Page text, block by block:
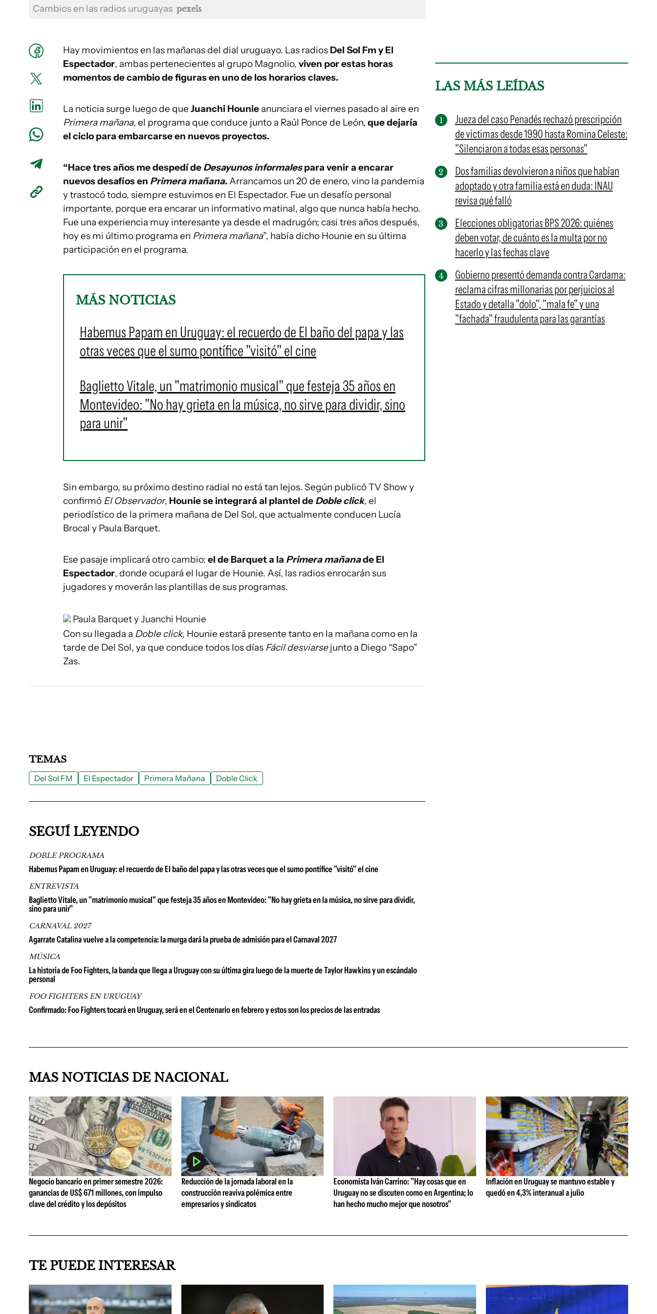
Cambios en las radios uruguayas pexels
Hay movimientos en las mañanas del dial uruguayo. Las radios Del Sol Fm y El
Espectador, ambas pertenecientes al grupo Magnolio, viven por estas horas
momentos de cambio de figuras en uno de los horarios claves.
La noticia surge luego de que Juanchi Hounie anunciara el viernes pasado al aire en
Primera mañana, el programa que conduce junto a Raúl Ponce de León, que dejaría
el ciclo para embarcarse en nuevos proyectos.
“Hace tres años me despedí de Desayunos informalespara venir a encarar
nuevos desafíos en Primera mañana.Arrancamos un 20 de enero, vino la pandemia
y trastocó todo, siempre estuvimos en El Espectador. Fue un desafío personal
importante, porque era encarar un informativo matinal, algo que nunca había hecho.
Fue una experiencia muy interesante ya desde el madrugón; casi tres años después,
hoy es mi último programa en Primera mañana”, había dicho Hounie en su última
participación en el programa.
MÁS NOTICIAS
Habemus Papam en Uruguay: el recuerdo de El baño del papa y las
otras veces que el sumo pontífice "visitó" el cine
Baglietto Vitale, un "matrimonio musical" que festeja 35 años en
Montevideo: "No hay grieta en la música, no sirve para dividir, sino
para unir"
Sin embargo, su próximo destino radial no está tan lejos. Según publicó TV Show y
confirmó El Observador, Hounie se integrará al plantel de Doble click, el
periodístico de la primera mañana de Del Sol, que actualmente conducen Lucía
Brocal y Paula Barquet.
Ese pasaje implicará otro cambio: el de Barquet a la Primera mañanade El
Espectador, donde ocupará el lugar de Hounie. Así, las radios enrocarán sus
jugadores y moverán las plantillas de sus programas.
Paula Barquet y Juanchi Hounie
Con su llegada a Doble click, Hounie estará presente tanto en la mañana como en la
tarde de Del Sol, ya que conduce todos los días Fácil desviarsejunto a Diego “Sapo”
Zas.
LAS MÁS LEÍDAS
Jueza del caso Penadés rechazó prescripción
de víctimas desde 1990 hasta Romina Celeste:
"Silenciaron a todas esas personas"
Dos familias devolvieron a niños que habían
adoptado y otra familia está en duda: INAU
revisa qué falló
Elecciones obligatorias BPS 2026: quiénes
deben votar, de cuánto es la multa por no
hacerlo y las fechas clave
Gobierno presentó demanda contra Cardama:
reclama cifras millonarias por perjuicios al
Estado y detalla "dolo", "mala fe" y una
"fachada" fraudulenta para las garantías
TEMAS
Del Sol FM El Espectador Primera Mañana Doble Click
SEGUÍ LEYENDO
DOBLE PROGRAMA
Habemus Papam en Uruguay: el recuerdo de El baño del papa y las otras veces que el sumo pontífice "visitó" el cine
ENTREVISTA
Baglietto Vitale, un "matrimonio musical" que festeja 35 años en Montevideo: "No hay grieta en la música, no sirve para dividir,
sino para unir"
CARNAVAL 2027
Agarrate Catalina vuelve a la competencia: la murga dará la prueba de admisión para el Carnaval 2027
MÚSICA
La historia de Foo Fighters, la banda que llega a Uruguay con su última gira luego de la muerte de Taylor Hawkins y un escándalo
personal
FOO FIGHTERS EN URUGUAY
Confirmado: Foo Fighters tocará en Uruguay, será en el Centenario en febrero y estos son los precios de las entradas
MAS NOTICIAS DE NACIONAL
Negocio bancario en primer semestre 2026:
ganancias de US$ 671 millones, con impulso
clave del crédito y los depósitos
Reducción de la jornada laboral en la
construcción reaviva polémica entre
empresarios y sindicatos
Economista Iván Carrino: "Hay cosas que en
Uruguay no se discuten como en Argentina; lo
han hecho mucho mejor que nosotros"
Inflación en Uruguay se mantuvo estable y
quedó en 4,3% interanual a julio
TE PUEDE INTERESAR